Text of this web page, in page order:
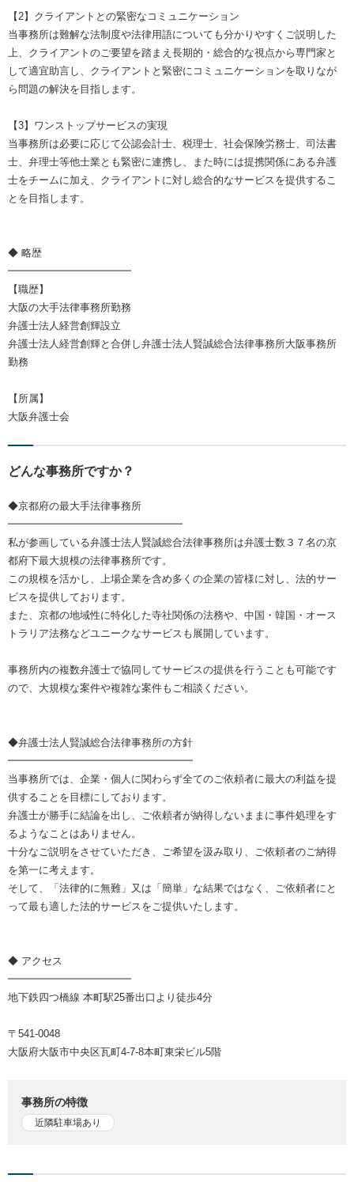
【2】クライアントとの緊密なコミュニケーション
当事務所は難解な法制度や法律用語についても分かりやすくご説明した
上、クライアントのご要望を踏まえ長期的・総合的な視点から専門家と
して適宜助言し、クライアントと緊密にコミュニケーションを取りなが
ら問題の解決を目指します。
【3】ワンストップサービスの実現
当事務所は必要に応じて公認会計士、税理士、社会保険労務士、司法書
士、弁理士等他士業とも緊密に連携し、また時には提携関係にある弁護
士をチームに加え、クライアントに対し総合的なサービスを提供するこ
とを目指します。
◆ 略歴
━━━━━━━━━━━━
【職歴】
大阪の大手法律事務所勤務
弁護士法人経営創輝設立
弁護士法人経営創輝と合併し弁護士法人賢誠総合法律事務所大阪事務所
勤務
【所属】
大阪弁護士会
どんな事務所ですか？
◆京都府の最大手法律事務所
━━━━━━━━━━━━━━━━━
私が参画している弁護士法人賢誠総合法律事務所は弁護士数３７名の京
都府下最大規模の法律事務所です。
この規模を活かし、上場企業を含め多くの企業の皆様に対し、法的サー
ビスを提供しております。
また、京都の地域性に特化した寺社関係の法務や、中国・韓国・オース
トラリア法務などユニークなサービスも展開しています。
事務所内の複数弁護士で協同してサービスの提供を行うことも可能です
ので、大規模な案件や複雑な案件もご相談ください。
◆弁護士法人賢誠総合法律事務所の方針
━━━━━━━━━━━━━━━━━━
当事務所では、企業・個人に関わらず全てのご依頼者に最大の利益を提
供することを目標にしております。
弁護士が勝手に結論を出し、ご依頼者が納得しないままに事件処理をす
るようなことはありません。
十分なご説明をさせていただき、ご希望を汲み取り、ご依頼者のご納得
を第一に考えます。
そして、「法律的に無難」又は「簡単」な結果ではなく、ご依頼者にと
って最も適した法的サービスをご提供いたします。
◆ アクセス
━━━━━━━━━━━━
地下鉄四つ橋線 本町駅25番出口より徒歩4分
〒541-0048
大阪府大阪市中央区瓦町4-7-8本町東栄ビル5階
事務所の特徴
近隣駐車場あり